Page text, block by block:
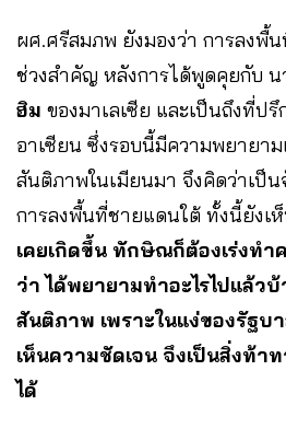
ผศ.ศรีสมภพ ยังมองว่า การลงพื้
ช่วงสำคัญ หลังการได้พูดคุยกับ น
ฮิม ของมาเลเซีย และเป็นถึงที่ป
อาเซียน ซึ่งรอบนี้มีความพยายา
สันติภาพในเมียนมา จึงคิดว่าเป็น
การลงพื้นที่ชายแดนใต้ ทั้งนี้ยังเ
เคยเกิดขึ้น ทักษิณก็ต้องเร่งทำ
ว่า ได้พยายามทำอะไรไปแล้ว
สันติภาพ เพราะในแง่ของรัฐบ
เห็นความชัดเจน จึงเป็นสิ่งท้
ได้